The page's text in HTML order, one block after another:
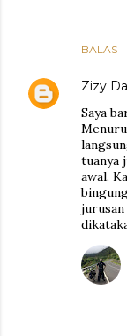
BALAS
Zizy
Saya
tuanya
awal.
jurusan